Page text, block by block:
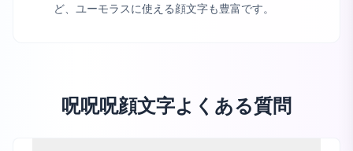
ど、ユーモラスに使える顔文字も豊富です。
呪呪呪顔文字よくある質問